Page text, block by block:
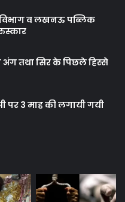
विभाग व लखनऊ पब्लिक
अंग तथा सिर के पिछले हिस्से
पर 3 माह की लगायी गयी